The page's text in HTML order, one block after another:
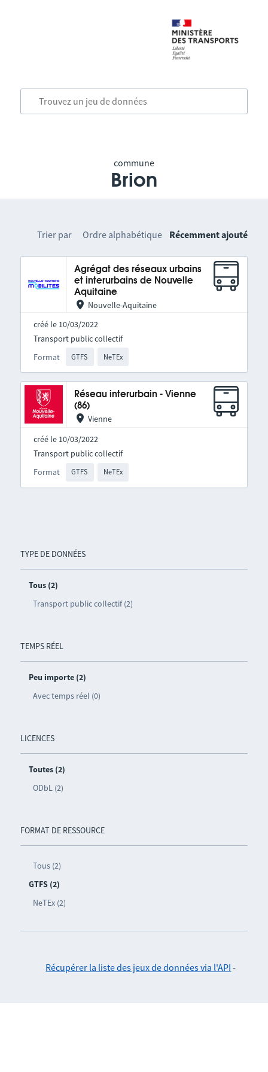
commune
Brion
TYPE DE DONNÉES
Tous (2)
Transport public collectif (2)
TEMPS RÉEL
Peu importe (2)
Avec temps réel (0)
LICENCES
Toutes (2)
ODbL (2)
FORMAT DE RESSOURCE
Tous (2)
GTFS (2)
NeTEx (2)
Trier par Ordre alphabétique Récemment ajouté
Agrégat des réseaux urbains
et interurbains de Nouvelle
Aquitaine
Nouvelle-Aquitaine
créé le 10/03/2022
Format GTFS NeTEx
Transport public collectif
Réseau interurbain - Vienne
(86)
Vienne
créé le 10/03/2022
Format GTFS NeTEx
Transport public collectif
Récupérer la liste des jeux de données via l'API -